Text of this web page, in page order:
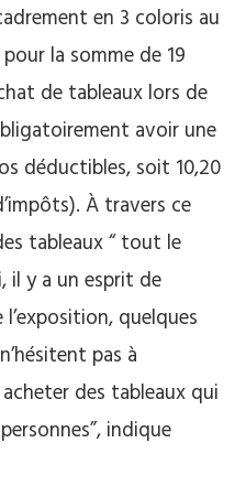
en 3 coloris au
la somme de 19
de tableaux lors de
avoir une
déductibles, soit 10,20
À travers ce
tableaux “ tout le
il y a un esprit de
quelques
pas à
des tableaux qui
indique